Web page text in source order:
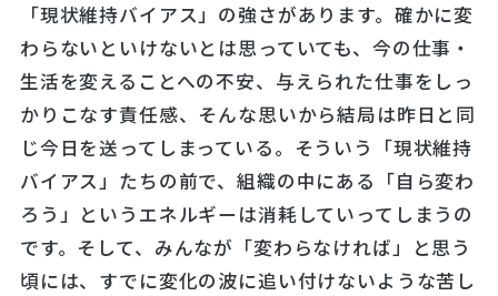
「現状維持バイアス」の強さがあります。確かに変
わらないといけないとは思っていても、今の仕事・
生活を変えることへの不安、与えられた仕事をしっ
かりこなす責任感、そんな思いから結局は昨日と同
じ今日を送ってしまっている。そういう「現状維持
バイアス」たちの前で、組織の中にある「自ら変わ
ろう」というエネルギーは消耗していってしまうの
です。そして、みんなが「変わらなければ」と思う
頃には、すでに変化の波に追い付けないような苦し